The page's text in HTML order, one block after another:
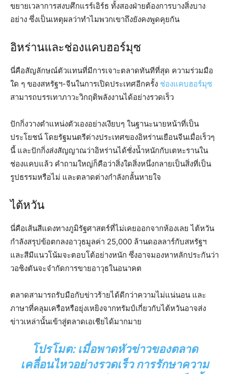
ขยายเวลาการสงบศึกแรร์เอิร์ธ ทั้งสองฝ่ายต้องการบางสิ่งบาง
อย่าง ซึ่งเป็นเหตุผลว่าทำไมพวกเขาถึงยังคงพูดคุยกัน
อิหร่านและช่องแคบฮอร์มุซ
นี่คือสัญลักษณ์ตัวแทนที่มีการเจาะตลาดทันทีที่สุด ความร่วมมือ
ใด ๆ ของสหรัฐฯ-จีนในการเปิดประเทศอีกครั้ง ช่องแคบฮอร์มุซ
สามารถบรรเทาภาวะวิกฤติพลังงานได้อย่างรวดเร็ว
ปักกิ่งวางตำแหน่งตัวเองอย่างเงียบๆ ในฐานะนายหน้าที่เป็น
ประโยชน์ โดยรัฐมนตรีต่างประเทศของอิหร่านเยือนจีนเมื่อเร็วๆ
นี้ และปักกิ่งส่งสัญญาณว่าอิหร่านได้ชั่งน้ำหนักกับเตหะรานใน
ช่องแคบแล้ว คำถามใหญ่ก็คือว่าสิ่งใดสิ่งหนึ่งกลายเป็นสิ่งที่เป็น
รูปธรรมหรือไม่ และตลาดต่างกำลังกลั้นหายใจ
ไต้หวัน
นี่คือเส้นสีแดงทางภูมิรัฐศาสตร์ที่ไม่เคยออกจากห้องเลย ไต้หวัน
กำลังสรุปข้อตกลงอาวุธมูลค่า 25,000 ล้านดอลลาร์กับสหรัฐฯ
และสีมีแนวโน้มจะตอบโต้อย่างหนัก ซึ่งอาจมองหาหลักประกันว่า
วอชิงตันจะจำกัดการขายอาวุธในอนาคต
ตลาดสามารถรับมือกับข่าวร้ายได้ดีกว่าความไม่แน่นอน และ
ภาษาที่คลุมเครือหรือยุ่งเหยิงจากทรัมป์เกี่ยวกับไต้หวันอาจส่ง
ข่าวเหล่านั้นเข้าสู่ตลาดเอเชียได้มากมาย
โปรโมต: เมื่อพาดหัวข่าวของตลาด
เคลื่อนไหวอย่างรวดเร็ว การรักษาความ